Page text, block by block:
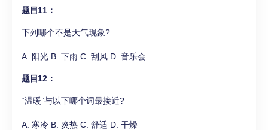
题目11：
下列哪个不是天气现象?
A. 阳光 B. 下雨 C. 刮风 D. 音乐会
题目12：
“温暖”与以下哪个词最接近?
A. 寒冷 B. 炎热 C. 舒适 D. 干燥